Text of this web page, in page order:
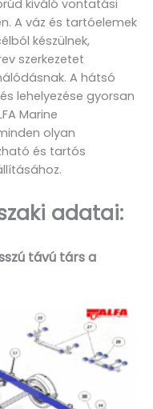
kiváló vontatási
A váz és tartóelemek
készülnek,
szerkezetet
A hátsó
lehelyezése gyorsan
Marine
olyan
és tartós
adatai:
távú társ a